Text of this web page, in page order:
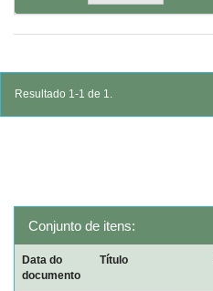
Resultado 1-1 de 1.
Conjunto de itens:
Data do
documento
Título